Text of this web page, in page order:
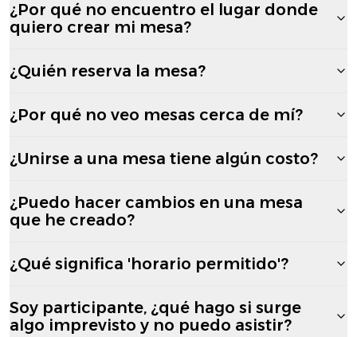
¿Por qué no encuentro el lugar donde
quiero crear mi mesa?
¿Quién reserva la mesa?
¿Por qué no veo mesas cerca de mí?
¿Unirse a una mesa tiene algún costo?
¿Puedo hacer cambios en una mesa
que he creado?
¿Qué significa 'horario permitido'?
Soy participante, ¿qué hago si surge
algo imprevisto y no puedo asistir?